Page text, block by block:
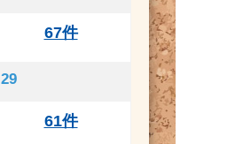
67件
29
61件